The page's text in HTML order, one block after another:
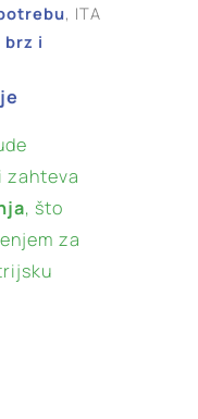
, ITA
brz i
i zahteva
, što
za